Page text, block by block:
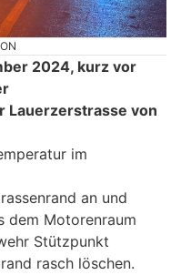
2024, kurz vor
Lauerzerstrasse von
im
an und
dem Motorenraum
Stützpunkt
rasch löschen.